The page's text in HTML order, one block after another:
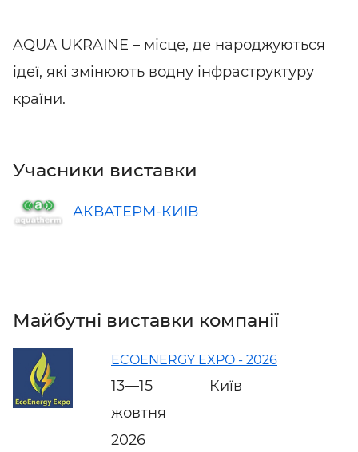
AQUA UKRAINE – місце, де народжуються
ідеї, які змінюють водну інфраструктуру
країни.
Учасники виставки
АКВАТЕРМ-КИЇВ
Майбутні виставки компанії
ECOENERGY EXPO - 2026
13—15
жовтня
2026
Київ